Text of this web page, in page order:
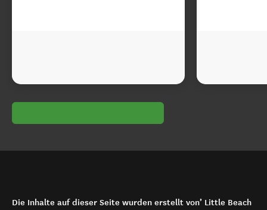
Die Inhalte auf dieser Seite wurden erstellt von’ Little Beach